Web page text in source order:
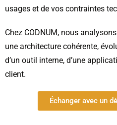
usages et de vos contraintes
Chez CODNUM, nous
une architecture cohérente,
d’un outil interne, d’une
client.
Échanger avec un